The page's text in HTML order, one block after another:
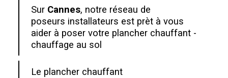
Sur Cannes, notre réseau de
poseurs installateurs est prèt à vous
aider à poser votre plancher chauffant -
chauffage au sol
Le plancher chauffant